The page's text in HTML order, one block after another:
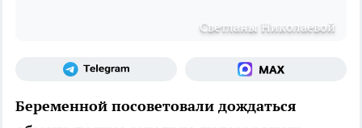
Светланы Николаевой
Беременной посоветовали дождаться